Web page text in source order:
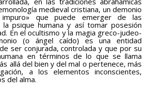
medieval cristiana, un demonio
que puede emerger de las
psique humana y así tomar posesión
En el ocultismo y la magia greco-judeo-
(o ángel caído) es una entidad
ser conjurada, controlada y que por su
en términos de lo que se llama
allá del bien y del mal o pertenece, más
a los elementos inconscientes,
del alma.